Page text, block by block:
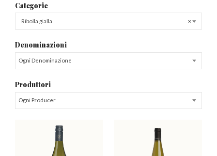
Categorie
×
Ribolla gialla
Denominazioni
Ogni Denominazione
Produttori
Ogni Producer